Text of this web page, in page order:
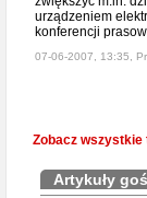
urządzeniem
konferencji
07-06-2007, 13:35,
Zobacz wszystkie
Artykuły